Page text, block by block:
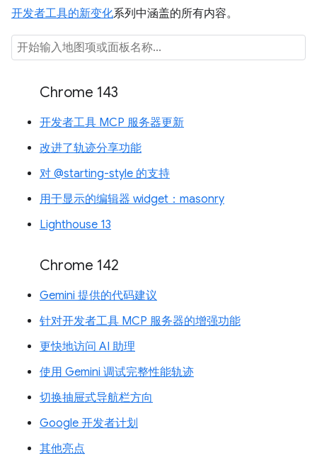
开发者工具的新变化系列中涵盖的所有内容。
Chrome 143
开发者工具 MCP 服务器更新
改进了轨迹分享功能
对 @starting-style 的支持
用于显示的编辑器 widget：masonry
Lighthouse 13
Chrome 142
Gemini 提供的代码建议
针对开发者工具 MCP 服务器的增强功能
更快地访问 AI 助理
使用 Gemini 调试完整性能轨迹
切换抽屉式导航栏方向
Google 开发者计划
其他亮点